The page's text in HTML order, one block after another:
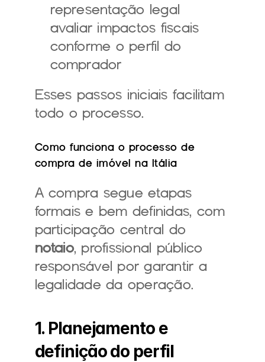
representação legal
avaliar impactos fiscais
conforme o perfil do
comprador
Esses passos iniciais facilitam
todo o processo.
Como funciona o processo de
compra de imóvel na Itália
A compra segue etapas
formais e bem definidas, com
notaio, profissional público
responsável por garantir a
legalidade da operação.
1. Planejamento e
definição do perfil